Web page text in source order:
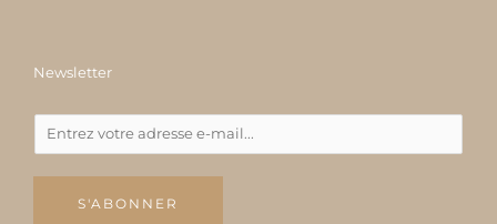
Newsletter
S'ABONNER